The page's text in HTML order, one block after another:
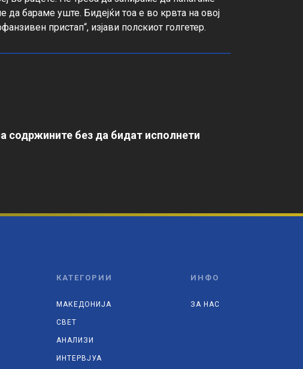
бараме уште. Бидејќи тоа е во крвта на овој
пристап“, изјави полскиот голгетер.
содржините без да бидат исполнети
КАТЕГОРИИ
МАКЕДОНИЈА
СВЕТ
АНАЛИЗИ
ИНТЕРВЈУА
ИНФО
ЗА НАС